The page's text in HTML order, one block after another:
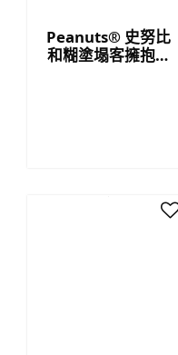
Peanuts® 史努比
和糊塗塌客擁抱毛